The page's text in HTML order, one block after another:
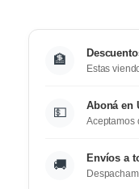
🏦
Estas
💵 Aboná en
Aceptamos
🚚 Envíos a